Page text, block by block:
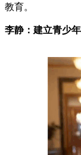
教育。
李静：建立青少